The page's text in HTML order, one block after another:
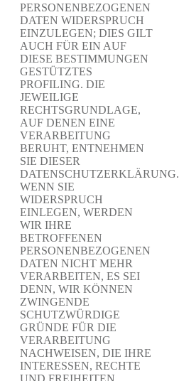
PERSONENBEZOGENEN
DATEN WIDERSPRUCH
EINZULEGEN; DIES GILT
AUCH FÜR EIN AUF
DIESE BESTIMMUNGEN
GESTÜTZTES
PROFILING. DIE
JEWEILIGE
RECHTSGRUNDLAGE,
AUF DENEN EINE
VERARBEITUNG
BERUHT, ENTNEHMEN
SIE DIESER
DATENSCHUTZERKLÄRUNG.
WENN SIE
WIDERSPRUCH
EINLEGEN, WERDEN
WIR IHRE
BETROFFENEN
PERSONENBEZOGENEN
DATEN NICHT MEHR
VERARBEITEN, ES SEI
DENN, WIR KÖNNEN
ZWINGENDE
SCHUTZWÜRDIGE
GRÜNDE FÜR DIE
VERARBEITUNG
NACHWEISEN, DIE IHRE
INTERESSEN, RECHTE
UND FREIHEITEN